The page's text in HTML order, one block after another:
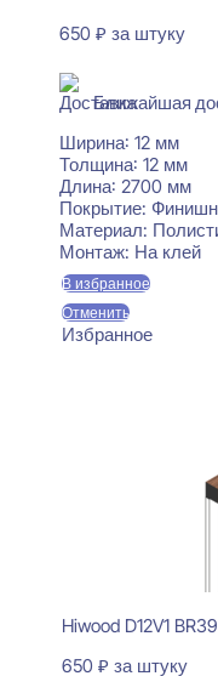
650 ₽ за штуку
Ближайшая
Ширина: 12 мм
Толщина: 12 мм
Длина: 2700 мм
Покрытие:
Материал:
Монтаж: На клей
В избранное
Отменить
Избранное
Hiwood D12V1
650 ₽ за штуку